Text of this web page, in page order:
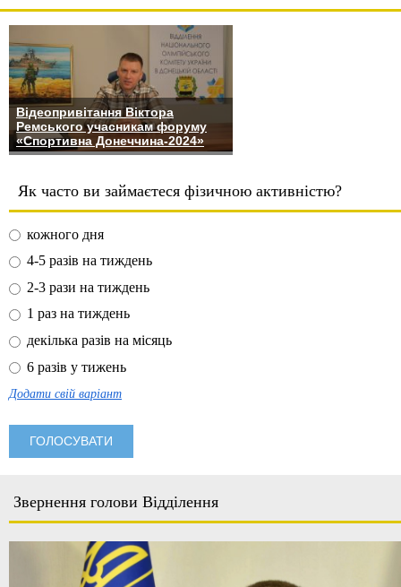
Відеопривітання Віктора
Ремського учасникам форуму
«Спортивна Донеччина-2024»
Як часто ви займаєтеся фізичною активністю?
кожного дня
4-5 разів на тиждень
2-3 рази на тиждень
1 раз на тиждень
декілька разів на місяць
6 разів у тижень
Додати свій варіант
Звернення голови Відділення